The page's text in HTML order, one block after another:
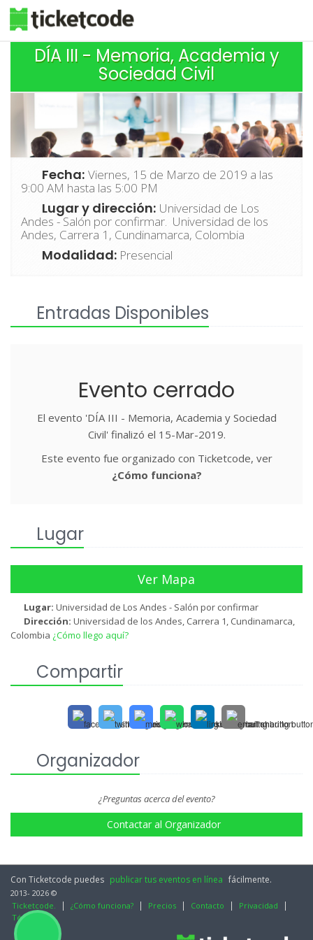
DÍA III - Memoria, Academia y
Sociedad Civil
Fecha: Viernes, 15 de Marzo de 2019 a las
9:00 AM hasta las 5:00 PM
Lugar y dirección: Universidad de Los
Andes - Salón por confirmar. Universidad de los
Andes, Carrera 1, Cundinamarca, Colombia
Modalidad: Presencial
Entradas Disponibles
Evento cerrado
El evento 'DÍA III - Memoria, Academia y Sociedad
Civil' finalizó el 15-Mar-2019.
Este evento fue organizado con Ticketcode, ver
¿Cómo funciona?
Lugar
Ver Mapa
Lugar:Universidad de Los Andes - Salón por confirmar
Dirección:Universidad de los Andes, Carrera 1, Cundinamarca,
Colombia ¿Cómo llego aquí?
Compartir
Organizador
¿Preguntas acerca del evento?
Contactar al Organizador
Con Ticketcode puedes publicar tus eventos en línea fácilmente.
2013- 2026 ©
Ticketcode.
¿Cómo funciona? Precios Contacto
Privacidad
Términos